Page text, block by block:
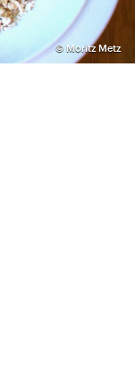
© Moritz Metz